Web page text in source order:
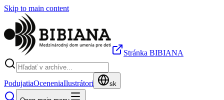
Skip to main content
Stránka BIBIANA
PodujatiaOceneniaIlustrátori sk